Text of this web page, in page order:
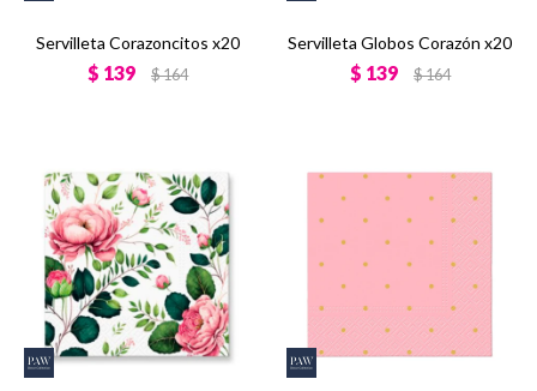
Servilleta Corazoncitos x20
$ 139 $164
Servilleta Globos Corazón x20
$ 139 $164